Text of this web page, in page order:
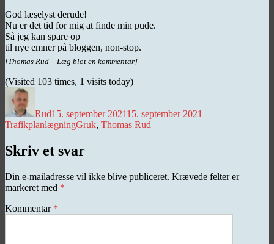
God læselyst derude!
Nu er det tid for mig at finde min pude.
Så jeg kan spare op
til nye emner på bloggen, non-stop.
[Thomas Rud – Læg blot en kommentar]
(Visited 103 times, 1 visits today)
Rud15. september 202115. september 2021
TrafikplanlægningTags
Gruk, Thomas Rud
Skriv et svar
Din e-mailadresse vil ikke blive publiceret. Krævede felter er
markeret med *
Kommentar *